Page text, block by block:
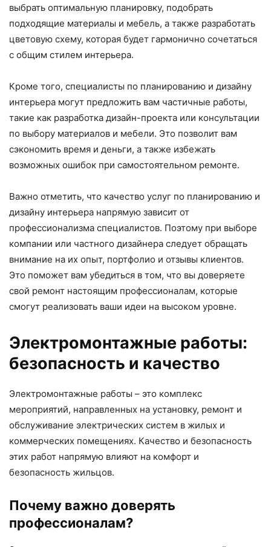
выбрать оптимальную планировку, подобрать
подходящие материалы и мебель, а также разработать
цветовую схему, которая будет гармонично сочетаться
с общим стилем интерьера.
Кроме того, специалисты по планированию и дизайну
интерьера могут предложить вам частичные работы,
такие как разработка дизайн-проекта или консультации
по выбору материалов и мебели. Это позволит вам
сэкономить время и деньги, а также избежать
возможных ошибок при самостоятельном ремонте.
Важно отметить, что качество услуг по планированию и
дизайну интерьера напрямую зависит от
профессионализма специалистов. Поэтому при выборе
компании или частного дизайнера следует обращать
внимание на их опыт, портфолио и отзывы клиентов.
Это поможет вам убедиться в том, что вы доверяете
свой ремонт настоящим профессионалам, которые
смогут реализовать ваши идеи на высоком уровне.
Электромонтажные работы:
безопасность и качество
Электромонтажные работы – это комплекс
мероприятий, направленных на установку, ремонт и
обслуживание электрических систем в жилых и
коммерческих помещениях. Качество и безопасность
этих работ напрямую влияют на комфорт и
безопасность жильцов.
Почему важно доверять
профессионалам?